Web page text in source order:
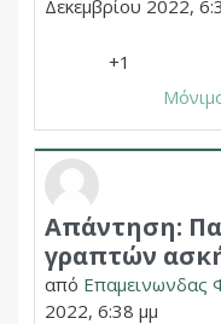
Δεκεμβρίου 2022,
+1
Σε απάντηση σε
Απάντηση:
γραπτών
από Επαμεινωνδας
2022, 6:38 μμ